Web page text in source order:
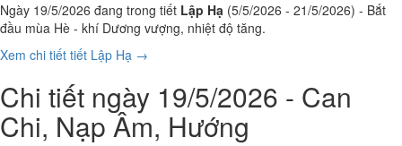
Ngày 19/5/2026 đang trong tiết Lập Hạ (5/5/2026 - 21/5/2026) - Bắt
đầu mùa Hè - khí Dương vượng, nhiệt độ tăng.
Xem chi tiết tiết Lập Hạ →
Chi tiết ngày 19/5/2026 - Can
Chi, Nạp Âm, Hướng